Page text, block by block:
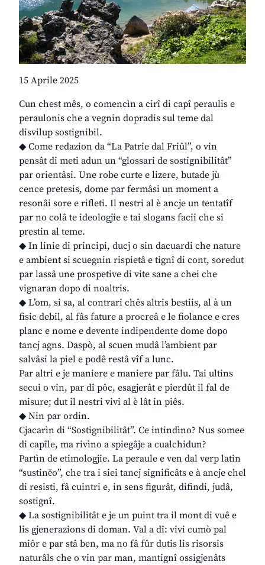
15 Aprile 2025
Cun chest mês, o comencìn a cirî di capî peraulis e
peraulonis che a vegnin dopradis sul teme dal
disvilup sostignibil.
◆ Come redazion da “La Patrie dal Friûl”, o vin
pensât di meti adun un “glossari de sostignibilitât”
par orientâsi. Une robe curte e lizere, butade jù
cence pretesis, dome par fermâsi un moment a
resonâi sore e rifleti. Il nestri al è ancje un tentatîf
par no colâ te ideologjie e tai slogans facii che si
prestin al teme.
◆ In linie di principi, ducj o sin dacuardi che nature
e ambient si scuegnin rispietâ e tignî di cont, soredut
par lassâ une prospetive di vite sane a chei che
vignaran dopo di noaltris.
◆ L’om, si sa, al contrari chês altris bestiis, al à un
fisic debil, al fâs fature a procreâ e le fiolance e cres
planc e nome e devente indipendente dome dopo
tancj agns. Daspò, al scuen mudâ l’ambient par
salvâsi la piel e podê restâ vîf a lunc.
Par altri e je maniere e maniere par fâlu. Tai ultins
secui o vin, par dî pôc, esagjerât e pierdût il fal de
misure; dut il nestri vivi al è lât in piês.
◆ Nin par ordin.
Cjacarìn di “Sostignibilitât”. Ce intindìno? Nus somee
di capîle, ma rivìno a spiegâje a cualchidun?
Partìn de etimologjie. La peraule e ven dal verp latin
“sustinĕo”, che tra i siei tancj significâts e à ancje chel
di resisti, fâ cuintri e, in sens figurât, difindi, judâ,
sostignî.
◆ La sostignibilitât e je un puint tra il mont di vuê e
lis gjenerazions di doman. Val a dî: vivi cumò pal
miôr e par stâ ben, ma no fâ fûr dutis lis risorsis
naturâls che o vin par man, mantignî ossigjenâts